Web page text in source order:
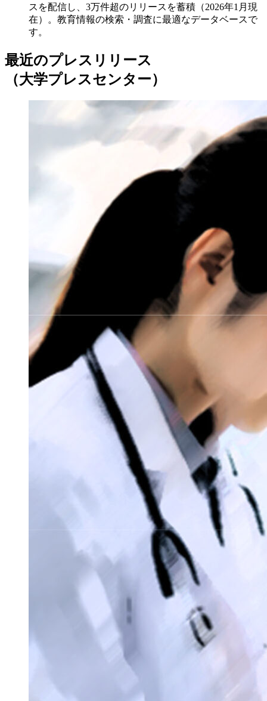
スを配信し、3万件超のリリースを蓄積（2026年1月現
在）。教育情報の検索・調査に最適なデータベースで
す。
最近のプレスリリース
（大学プレスセンター）